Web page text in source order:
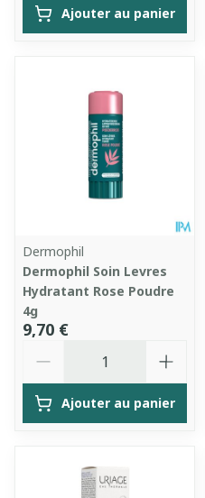
Ajouter au panier
Dermophil
Dermophil Soin Levres
Hydratant Rose Poudre
4g
9,70 €
Ajouter au panier